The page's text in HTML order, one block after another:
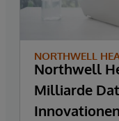
NORTHWELL
Northwell
Milliarde